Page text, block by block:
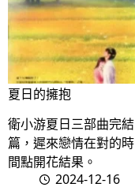
夏日的擁抱
衛小游夏日三部曲完結
篇，遲來戀情在對的時
間點開花結果。
2024-12-16